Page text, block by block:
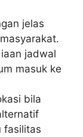
jelas
jadwal
masuk ke
bila
fasilitas